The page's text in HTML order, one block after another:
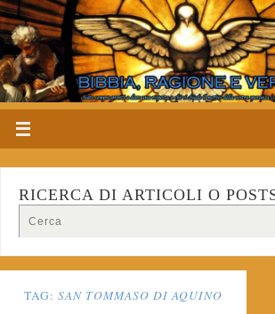
RICERCA DI ARTICOLI O
TAG: SAN TOMMASO DI AQUINO